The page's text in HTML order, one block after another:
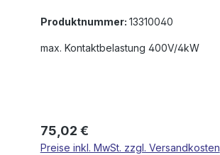
Produktnummer: 13310040
max. Kontaktbelastung 400V/4kW
Regulärer Preis:
75,02 €
Preise inkl. MwSt. zzgl. Versandkosten